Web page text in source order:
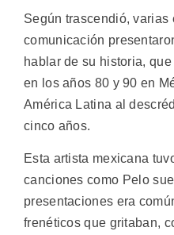
Según trascendió,
comunicación
hablar de su historia,
en los años 80 y 90 en
América Latina al
cinco años.
Esta artista mexicana
canciones como Pelo
presentaciones era
frenéticos que gritaban,